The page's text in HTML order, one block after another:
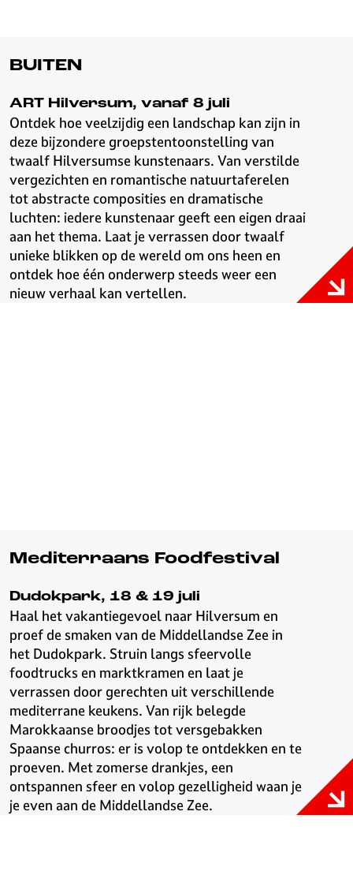
BUITEN
ART Hilversum, vanaf 8 juli
Ontdek hoe veelzijdig een landschap kan zijn in
deze bijzondere groepstentoonstelling van
twaalf Hilversumse kunstenaars. Van verstilde
vergezichten en romantische natuurtaferelen
tot abstracte composities en dramatische
luchten: iedere kunstenaar geeft een eigen draai
aan het thema. Laat je verrassen door twaalf
unieke blikken op de wereld om ons heen en
ontdek hoe één onderwerp steeds weer een
nieuw verhaal kan vertellen.
Mediterraans Foodfestival
Dudokpark, 18 & 19 juli
Haal het vakantiegevoel naar Hilversum en
proef de smaken van de Middellandse Zee in
het Dudokpark. Struin langs sfeervolle
foodtrucks en marktkramen en laat je
verrassen door gerechten uit verschillende
mediterrane keukens. Van rijk belegde
Marokkaanse broodjes tot versgebakken
Spaanse churros: er is volop te ontdekken en te
proeven. Met zomerse drankjes, een
ontspannen sfeer en volop gezelligheid waan je
je even aan de Middellandse Zee.